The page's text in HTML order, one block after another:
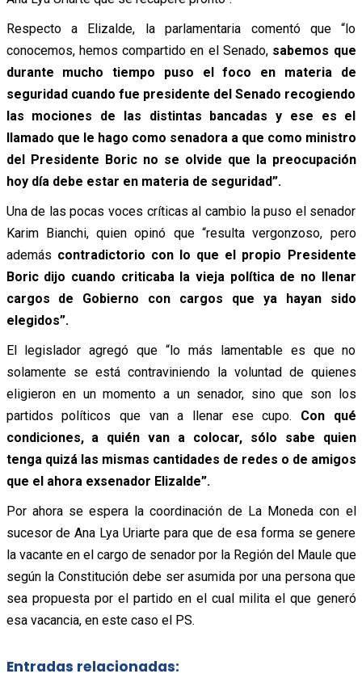
Respecto a Elizalde, la parlamentaria comentó que “lo
conocemos, hemos compartido en el Senado, sabemos que
durante mucho tiempo puso el foco en materia de
seguridad cuando fue presidente del Senado recogiendo
las mociones de las distintas bancadas y ese es el
llamado que le hago como senadora a que como ministro
del Presidente Boric no se olvide que la preocupación
hoy día debe estar en materia de seguridad”.
Una de las pocas voces críticas al cambio la puso el senador
Karim Bianchi, quien opinó que “resulta vergonzoso, pero
además contradictorio con lo que el propio Presidente
Boric dijo cuando criticaba la vieja política de no llenar
cargos de Gobierno con cargos que ya hayan sido
elegidos”.
El legislador agregó que “lo más lamentable es que no
solamente se está contraviniendo la voluntad de quienes
eligieron en un momento a un senador, sino que son los
partidos políticos que van a llenar ese cupo. Con qué
condiciones, a quién van a colocar, sólo sabe quien
tenga quizá las mismas cantidades de redes o de amigos
que el ahora exsenador Elizalde”.
Por ahora se espera la coordinación de La Moneda con el
sucesor de Ana Lya Uriarte para que de esa forma se genere
la vacante en el cargo de senador por la Región del Maule que
según la Constitución debe ser asumida por una persona que
sea propuesta por el partido en el cual milita el que generó
esa vacancia, en este caso el PS.
Entradas relacionadas: